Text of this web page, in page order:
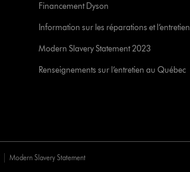
Financement Dyson
Information sur les réparations et l’entretien
Modern Slavery Statement 2023
Renseignements sur l’entretien au Québec
Modern Slavery Statement